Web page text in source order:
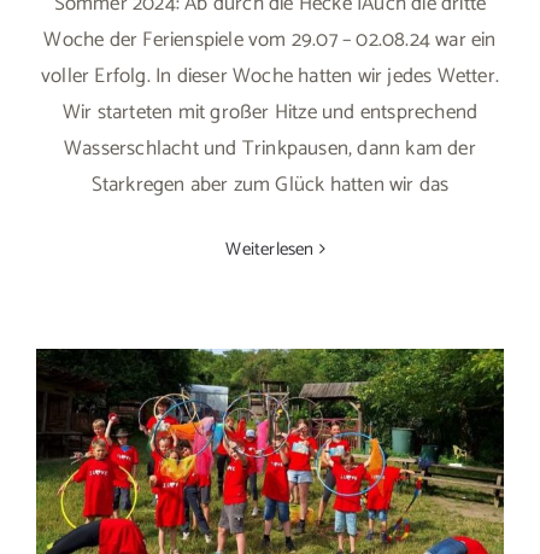
Woche der Ferienspiele vom 29.07 – 02.08.24 war ein
voller Erfolg. In dieser Woche hatten wir jedes Wetter.
Wir starteten mit großer Hitze und entsprechend
Wasserschlacht und Trinkpausen, dann kam der
Starkregen aber zum Glück hatten wir das
Weiterlesen